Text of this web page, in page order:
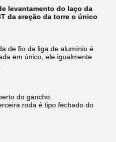
levantamento do laço da
da ereção da torre o único
de fio da liga de alumínio é
em único, ele igualmente
do gancho.
roda é tipo fechado do